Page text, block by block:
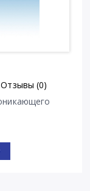
Отзывы (0)